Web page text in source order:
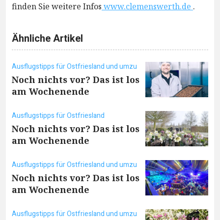
finden Sie weitere Infos www.clemenswerth.de .
Ähnliche Artikel
Ausflugstipps für Ostfriesland und umzu
Noch nichts vor? Das ist los
am Wochenende
Ausflugstipps für Ostfriesland
Noch nichts vor? Das ist los
am Wochenende
Ausflugstipps für Ostfriesland und umzu
Noch nichts vor? Das ist los
am Wochenende
Ausflugstipps für Ostfriesland und umzu